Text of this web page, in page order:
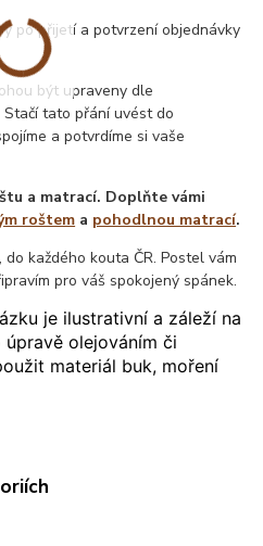
po přijetí a potvrzení objednávky
být upraveny dle
tato přání uvést do
a potvrdíme si vaše
a matrací. Doplňte vámi
roštem a pohodlnou matrací.
každého kouta ČR. Postel vám
pro váš spokojený spánek.
je ilustrativní a záleží na
olejováním či
materiál buk, moření